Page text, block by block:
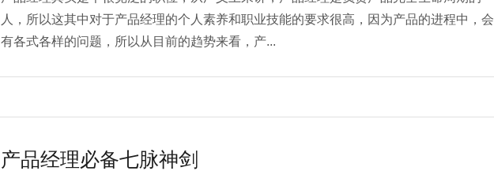
人，所以这其中对于产品经理的个人素养和职业技能的要求很高，因为产品的进程中，会
有各式各样的问题，所以从目前的趋势来看，产...
产品经理必备七脉神剑